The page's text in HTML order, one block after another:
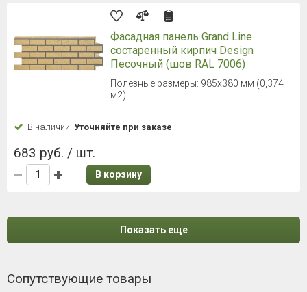
Фасадная панель Grand Line
состаренный кирпич Design
Песочный (шов RAL 7006)
Полезные размеры: 985х380 мм (0,374
м2)
В наличии: Уточняйте при заказе
683 руб. / шт.
В корзину
Показать еще
Сопутствующие товары